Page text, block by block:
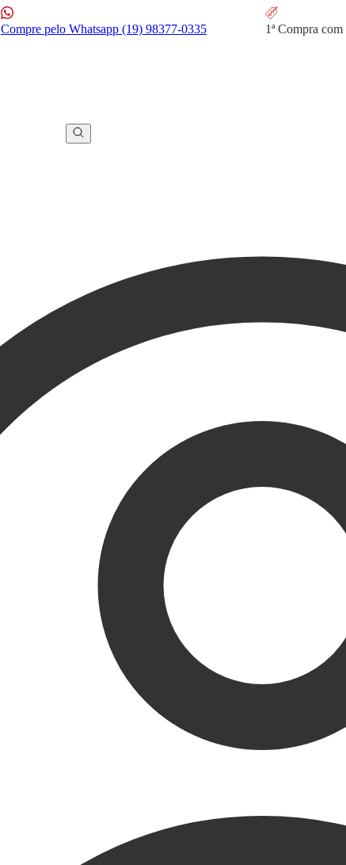
Compre pelo Whatsapp (19) 98377-0335 1ª Compra com